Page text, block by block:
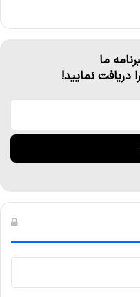
ما
دریافت نمایید!